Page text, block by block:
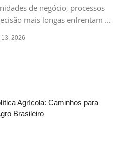
de negócio, processos
mais longas enfrentam ...
2026
Agrícola: Caminhos para
Brasileiro